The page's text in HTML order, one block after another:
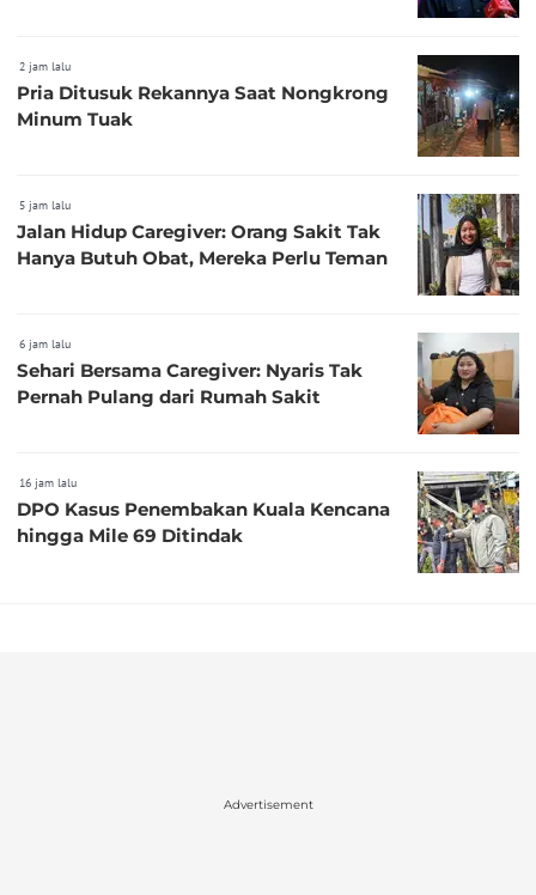
2 jam lalu
Pria Ditusuk Rekannya Saat Nongkrong
Minum Tuak
5 jam lalu
Jalan Hidup Caregiver: Orang Sakit Tak
Hanya Butuh Obat, Mereka Perlu Teman
6 jam lalu
Sehari Bersama Caregiver: Nyaris Tak
Pernah Pulang dari Rumah Sakit
16 jam lalu
DPO Kasus Penembakan Kuala Kencana
hingga Mile 69 Ditindak
Advertisement